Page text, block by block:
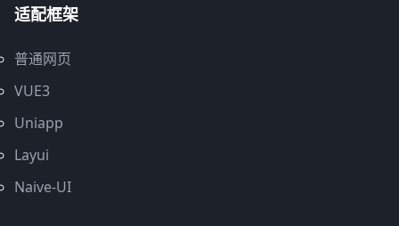
适配框架
普通网页
VUE3
Uniapp
Layui
Naive-UI